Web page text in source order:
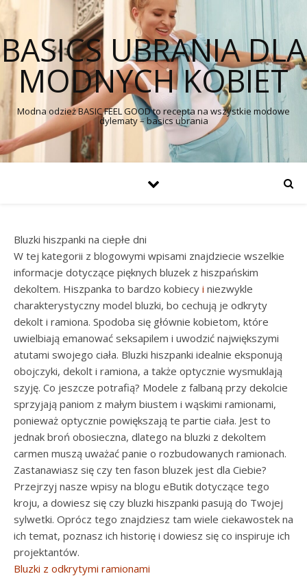
BASICS UBRANIA DLA
MODNYCH KOBIET
Modna odzież BASIC FEEL GOOD to recepta na wszystkie modowe
dylematy – basics ubrania
Bluzki hiszpanki na ciepłe dni
W tej kategorii z blogowymi wpisami znajdziecie wszelkie
informacje dotyczące pięknych bluzek z hiszpańskim
dekoltem. Hiszpanka to bardzo kobiecy i niezwykle
charakterystyczny model bluzki, bo cechują je odkryty
dekolt i ramiona. Spodoba się głównie kobietom, które
uwielbiają emanować seksapilem i uwodzić największymi
atutami swojego ciała. Bluzki hiszpanki idealnie eksponują
obojczyki, dekolt i ramiona, a także optycznie wysmuklają
szyję. Co jeszcze potrafią? Modele z falbaną przy dekolcie
sprzyjają paniom z małym biustem i wąskimi ramionami,
ponieważ optycznie powiększają te partie ciała. Jest to
jednak broń obosieczna, dlatego na bluzki z dekoltem
carmen muszą uważać panie o rozbudowanych ramionach.
Zastanawiasz się czy ten fason bluzek jest dla Ciebie?
Przejrzyj nasze wpisy na blogu eButik dotyczące tego
kroju, a dowiesz się czy bluzki hiszpanki pasują do Twojej
sylwetki. Oprócz tego znajdziesz tam wiele ciekawostek na
ich temat, poznasz ich historię i dowiesz się co inspiruje ich
projektantów.
Bluzki z odkrytymi ramionami